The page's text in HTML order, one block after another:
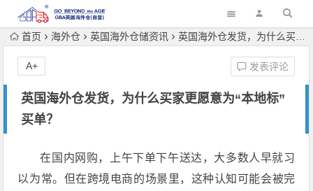
首页 海外仓 英国海外仓储资讯 英国海外仓发货，为什么买家更愿意为“本地标”买单？
英国海外仓发货，为什么买家更愿意为“本地标”
买单？
发表评论
A+
在国内网购，上午下单下午送达，大多数人早就习
以为常。但在跨境电商的场景里，这种认知可能会被完